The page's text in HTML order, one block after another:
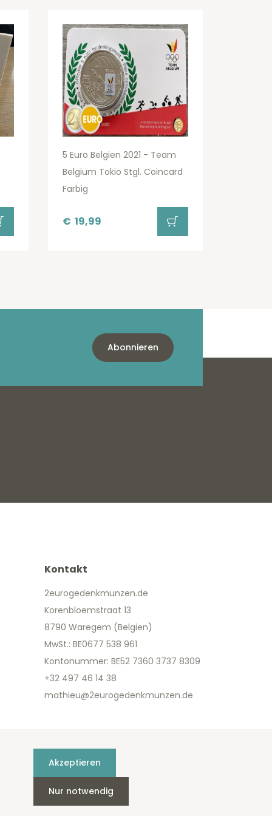
5 Euro Belgien 2021 - Team
Belgium Tokio Stgl. Coincard
Farbig
€ 19,99
Abonnieren
Kontakt
2eurogedenkmunzen.de
Korenbloemstraat 13
8790 Waregem (Belgien)
MwSt.: BE0677 538 961
Kontonummer: BE52 7360 3737 8309
+32 497 46 14 38
mathieu@2eurogedenkmunzen.de
Akzeptieren
Nur notwendig